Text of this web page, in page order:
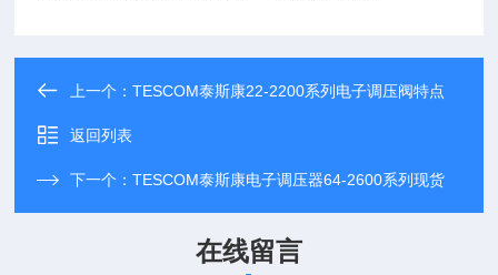
上一个：TESCOM泰斯康22-2200系列电子调压阀特点
返回列表
下一个：TESCOM泰斯康电子调压器64-2600系列现货
在线留言